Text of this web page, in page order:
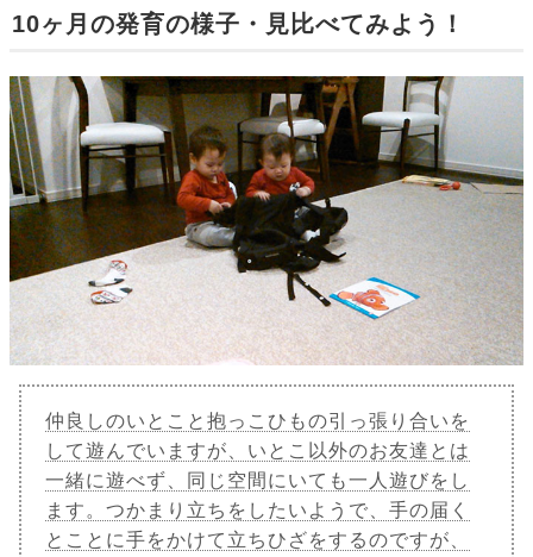
10ヶ月の発育の様子・見比べてみよう！
仲良しのいとこと抱っこひもの引っ張り合いを
して遊んでいますが、いとこ以外のお友達とは
一緒に遊べず、同じ空間にいても一人遊びをし
ます。つかまり立ちをしたいようで、手の届く
とことに手をかけて立ちひざをするのですが、